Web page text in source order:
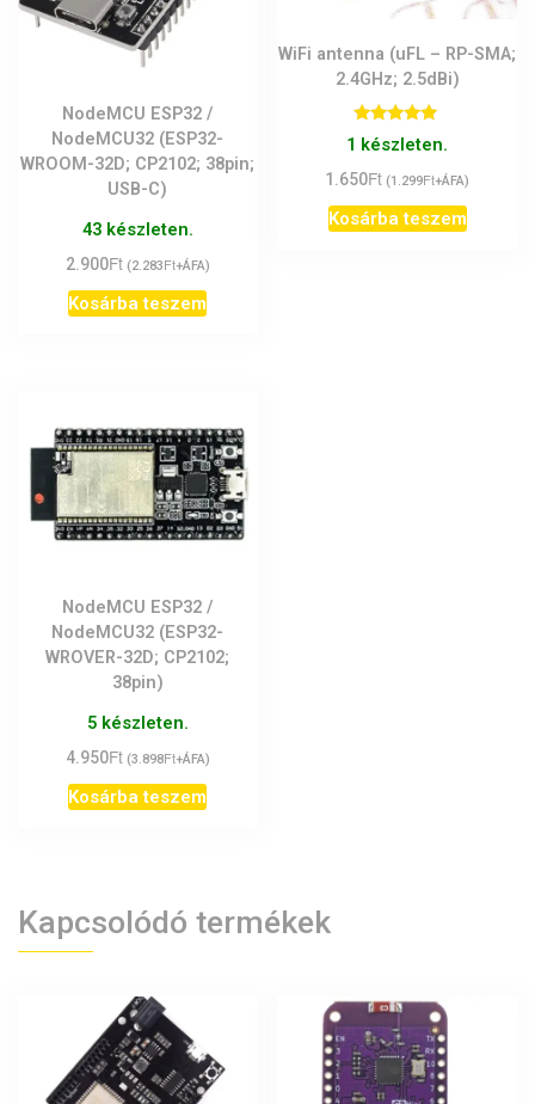
NodeMCU ESP32 /
NodeMCU32 (ESP32-
WROOM-32D; CP2102; 38pin;
USB-C)
43 készleten.
2.900Ft (2.283Ft+ÁFA)
Kosárba teszem
WiFi antenna (uFL – RP-SMA;
2.4GHz; 2.5dBi)
Értékelés:
5.00
1 készleten.
1.650Ft (1.299Ft+ÁFA)
Kosárba teszem
NodeMCU ESP32 /
NodeMCU32 (ESP32-
WROVER-32D; CP2102;
38pin)
5 készleten.
4.950Ft (3.898Ft+ÁFA)
Kosárba teszem
Kapcsolódó termékek